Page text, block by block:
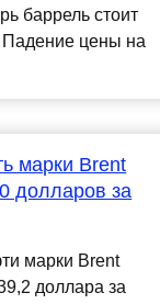
баррель стоит
Падение цены на
марки Brent
долларов за
марки Brent
доллара за